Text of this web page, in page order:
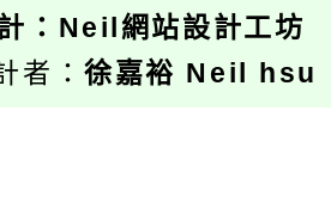
： Neil網站設計工坊
者：徐嘉裕 Neil hsu